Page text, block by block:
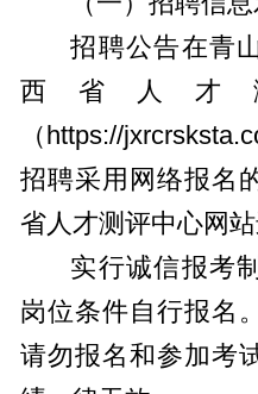
招聘公告在青
西省人才
（https://
招聘采用网络报名
省人才测评中心网站
实行诚信报考
岗位条件自行报名
请勿报名和参加考